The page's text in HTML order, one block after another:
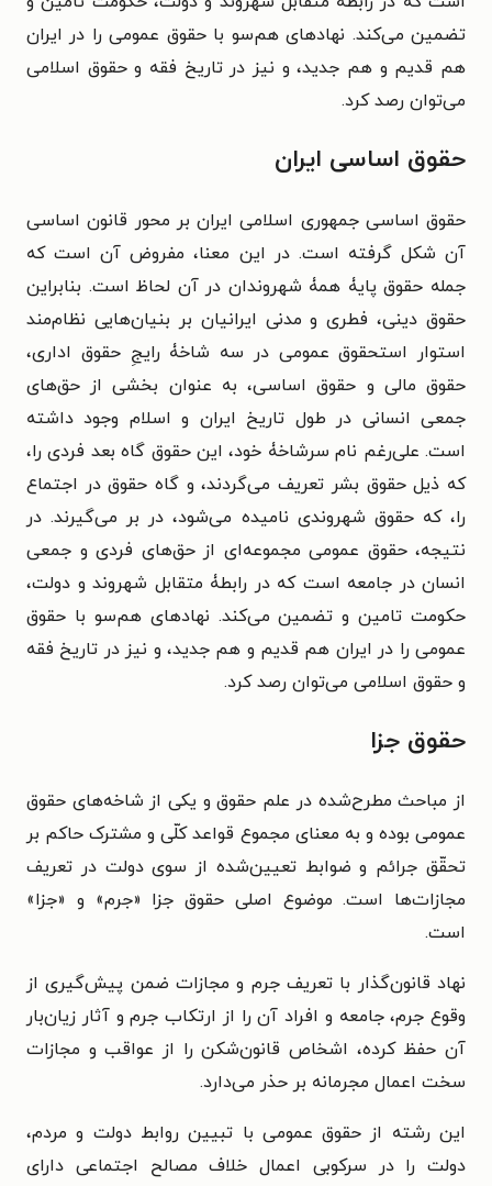
تضمین می‌کند. نهادهای هم‌سو با حقوق عمومی را در ایران
هم قدیم و هم جدید، و نیز در تاریخ فقه و حقوق اسلامی
می‌توان رصد کرد.
حقوق اساسی ایران
حقوق اساسی جمهوری اسلامی ایران بر محور قانون اساسی
آن شکل گرفته است. در این معنا، مفروض آن است که
جمله حقوق پایۀ همۀ شهروندان در آن لحاظ است. بنابراین
حقوق دینی، فطری و مدنی ایرانیان بر بنیان‌هایی نظام‌مند
استوار استحقوق عمومی در سه شاخۀ رایجِ حقوق اداری،
حقوق مالی و حقوق اساسی، به عنوان بخشی از حق‌های
جمعی انسانی در طول تاریخ ایران و اسلام وجود داشته
است. علی‌رغم نام سرشاخۀ خود، این حقوق گاه بعد فردی را،
که ذیل حقوق بشر تعریف می‌گردند، و گاه حقوق در اجتماع
را، که حقوق شهروندی نامیده می‌شود، در بر می‌گیرند. در
نتیجه، حقوق عمومی مجموعه‌ای از حق‌های فردی و جمعی
انسان در جامعه است که در رابطۀ متقابل شهروند و دولت،
حکومت تامین و تضمین می‌کند. نهادهای هم‌سو با حقوق
عمومی را در ایران هم قدیم و هم جدید، و نیز در تاریخ فقه
و حقوق اسلامی می‌توان رصد کرد.
حقوق جزا
از مباحث مطرح‌شده در علم حقوق و یکی از شاخه‌های حقوق
عمومی بوده و به معنای مجموع قواعد کلّی و مشترک حاکم بر
تحقّق جرائم و ضوابط تعیین‌شده از سوی دولت در تعریف
مجازات‌ها است. موضوع اصلی حقوق جزا «جرم» و «جزا»
است.
نهاد قانون‌گذار با تعریف جرم و مجازات ضمن پیش‌گیری از
وقوع جرم، جامعه و افراد آن را از ارتکاب جرم و آثار زیان‌بار
آن حفظ کرده، اشخاص قانون‌شکن را از عواقب و مجازات
سخت اعمال مجرمانه بر حذر می‌دارد.
این رشته از حقوق عمومی با تبیین روابط دولت و مردم،
دولت را در سرکوبی اعمال خلاف مصالح اجتماعی دارای